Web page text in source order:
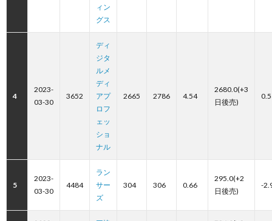
ィン
グス
4
2023-
03-30
3652
ディ
ジタ
ルメ
ディ
アプ
ロフ
ェッ
ショ
ナル
2665 2786 4.54
2680.0(+3
日後売)
5
2023-
03-30
4484
ラン
サー
ズ
304 306 0.66
295.0(+2
日後売)
-